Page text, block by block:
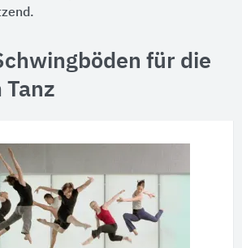
für die
Tanz